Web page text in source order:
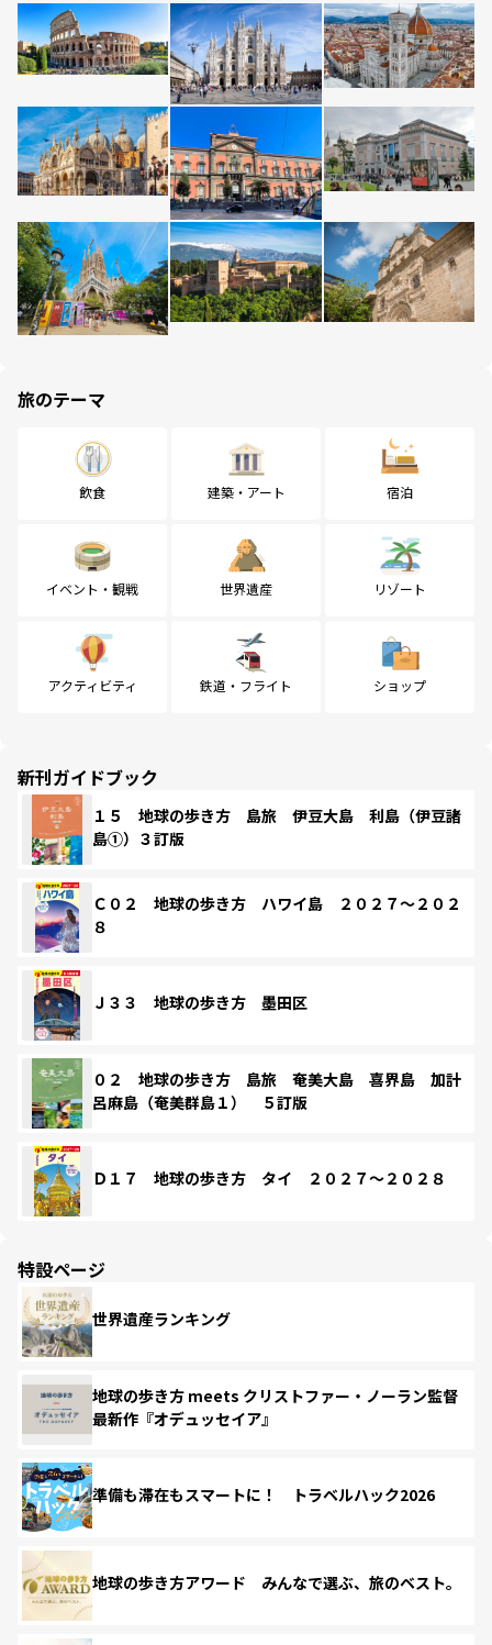
旅のテーマ
飲食 建築・アート 宿泊
イベント・観戦 世界遺産 リゾート
アクティビティ 鉄道・フライト ショップ
新刊ガイドブック
１５ 地球の歩き方 島旅 伊豆大島 利島（伊豆諸
島①）３訂版
Ｃ０２ 地球の歩き方 ハワイ島 ２０２７～２０２
８
Ｊ３３ 地球の歩き方 墨田区
０２ 地球の歩き方 島旅 奄美大島 喜界島 加計
呂麻島（奄美群島１） ５訂版
Ｄ１７ 地球の歩き方 タイ ２０２７～２０２８
特設ページ
世界遺産ランキング
地球の歩き方 meets クリストファー・ノーラン監督
最新作『オデュッセイア』
準備も滞在もスマートに！ トラベルハック2026
地球の歩き方アワード みんなで選ぶ、旅のベスト。